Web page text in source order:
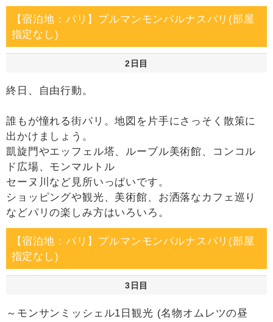
【宿泊地：パリ】プルマンモンパルナスパリ(部屋
指定なし)
2日目
終日、自由行動。
誰もが憧れる街パリ。地図を片手にさっそく散策に
出かけましょう。
凱旋門やエッフェル塔、ルーブル美術館、コンコル
ド広場、モンマルトル
セーヌ川など見所いっぱいです。
ショッピングや観光、美術館、お洒落なカフェ巡り
などパリの楽しみ方はいろいろ。
【宿泊地：パリ】プルマンモンパルナスパリ(部屋
指定なし)
3日目
～モンサンミッシェル1日観光 (名物オムレツの昼